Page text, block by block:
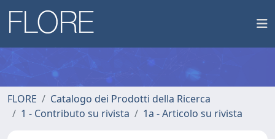
FLORE
Catalogo dei Prodotti della Ricerca
1 - Contributo su rivista
1a - Articolo su rivista